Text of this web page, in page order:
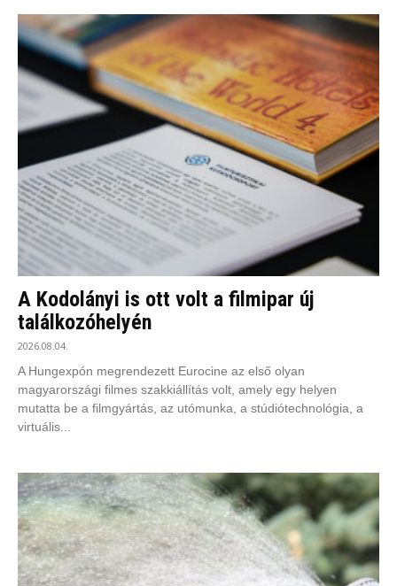
A Kodolányi is ott volt a filmipar új
találkozóhelyén
2026.08.04.
A Hungexpón megrendezett Eurocine az első olyan
magyarországi filmes szakkiállítás volt, amely egy helyen
mutatta be a filmgyártás, az utómunka, a stúdiótechnológia, a
virtuális...